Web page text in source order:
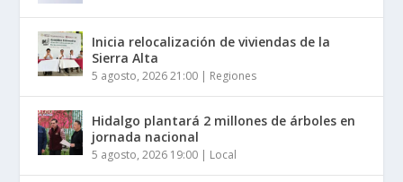
Inicia relocalización de viviendas de la
Sierra Alta
5 agosto, 2026 21:00 | Regiones
Hidalgo plantará 2 millones de árboles en
jornada nacional
5 agosto, 2026 19:00 | Local